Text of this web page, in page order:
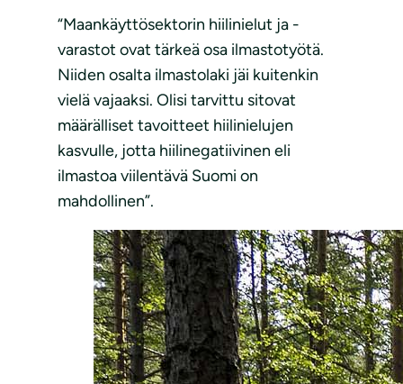
“Maankäyttösektorin hiilinielut ja -
varastot ovat tärkeä osa ilmastotyötä.
Niiden osalta ilmastolaki jäi kuitenkin
vielä vajaaksi. Olisi tarvittu sitovat
määrälliset tavoitteet hiilinielujen
kasvulle, jotta hiilinegatiivinen eli
ilmastoa viilentävä Suomi on
mahdollinen”.